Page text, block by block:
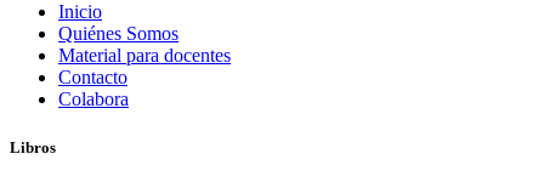
Inicio
Quiénes Somos
Material para docentes
Contacto
Colabora
Libros